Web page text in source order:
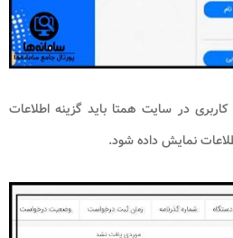
در سایت همتا باید گزینه اطلاعات
نمایش داده شود.